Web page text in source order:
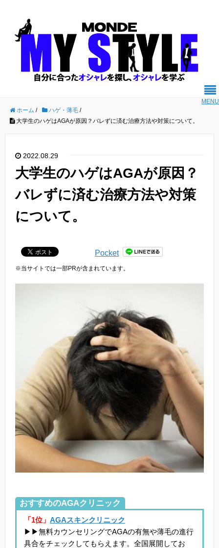
MENU
ホーム / ハゲ・薄毛 /
大学生のハゲはAGAが原因？バレずに済む治療方法や対策について。
2022.08.29
大学生のハゲはAGAが原因？
バレずに済む治療方法や対策
について。
Pocket
※当サイトでは一部PRが含まれています。
おすすめのAGAクリニック
「1位」 AGAスキンクリニック
▶▶無料カウンセリングでAGAの有無や薄毛の進行
具合をチェックしてもらえます。全国展開してお